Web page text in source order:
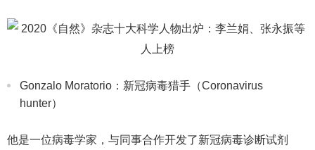
Gonzalo Moratorio：新冠病毒猎手（Coronavirus
hunter）
他是一位病毒学家，与同事合作开发了新冠病毒诊断试剂